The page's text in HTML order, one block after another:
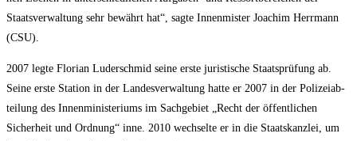
Staats­ver­wal­tung sehr bewährt hat“, sag­te Innen­mis­ter Joa­chim Herr­mann
(CSU).
2007 leg­te Flo­ri­an Luder­schmid sei­ne ers­te juris­ti­sche Staats­prü­fung ab.
Sei­ne ers­te Sta­ti­on in der Lan­des­ver­wal­tung hat­te er 2007 in der Poli­zei­ab­
tei­lung des Innen­mi­nis­te­ri­ums im Sach­ge­biet „Recht der öffent­li­chen
Sicher­heit und Ord­nung“ inne. 2010 wech­sel­te er in die Staats­kanz­lei, um